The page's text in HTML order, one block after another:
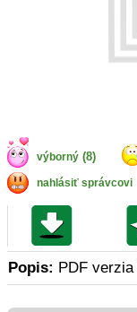
výborný (8)
nahlásiť správcovi
Popis: PDF